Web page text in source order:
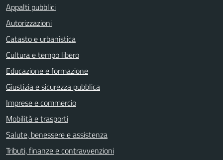
Appalti pubblici
Autorizzazioni
Catasto e urbanistica
Cultura e tempo libero
Educazione e formazione
Giustizia e sicurezza pubblica
Imprese e commercio
Mobilità e trasporti
Salute, benessere e assistenza
Tributi, finanze e contravvenzioni